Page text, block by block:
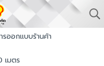
รออกแบบร้านค้า
เมตร